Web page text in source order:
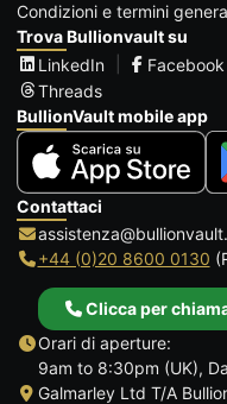
Condizioni e termini
Trova Bullionvault su
LinkedIn
Facebook
Threads
BullionVault mobile app
Contattaci
+44 (0)20 8600 0130
Clicca per
Orari di aperture:
9am to 8:30pm (UK),
Galmarley Ltd T/A